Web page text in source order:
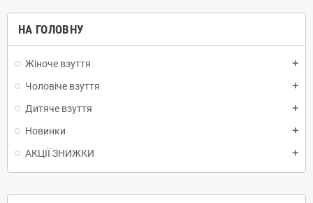
НА ГОЛОВНУ
Жіноче взуття add
Чоловіче взуття add
Дитяче взуття add
Новинки add
АКЦІЇ ЗНИЖКИ add